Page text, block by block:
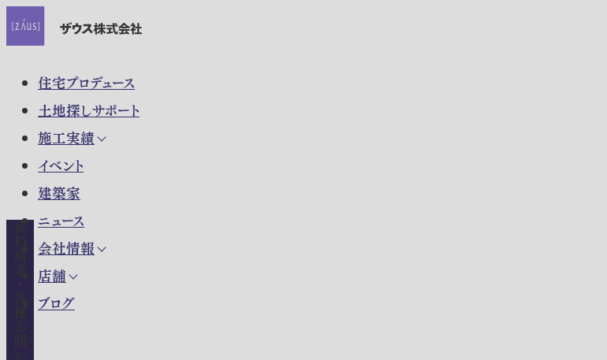
住宅プロデュース
土地探しサポート
施工実績
イベント
建築家
ニュース
会社情報
店舗
ブログ